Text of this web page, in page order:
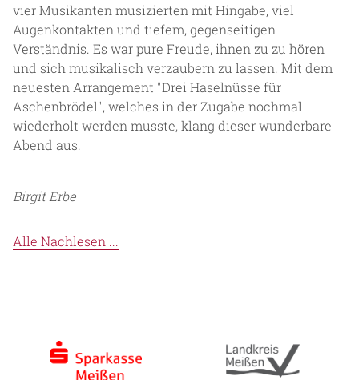
vier Musikanten musizierten mit Hingabe, viel
Augenkontakten und tiefem, gegenseitigen
Verständnis. Es war pure Freude, ihnen zu zu hören
und sich musikalisch verzaubern zu lassen. Mit dem
neuesten Arrangement "Drei Haselnüsse für
Aschenbrödel", welches in der Zugabe nochmal
wiederholt werden musste, klang dieser wunderbare
Abend aus.
Birgit Erbe
Alle Nachlesen ...